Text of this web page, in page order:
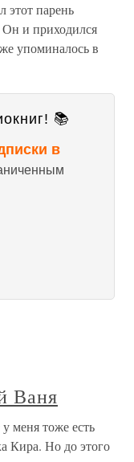
этот парень
и приходился
упоминалось в
📚
в
Ваня
меня тоже есть
Кира. Но до этого